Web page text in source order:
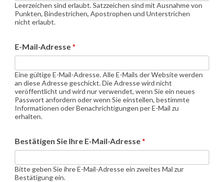
Leerzeichen sind erlaubt. Satzzeichen sind mit Ausnahme von
Punkten, Bindestrichen, Apostrophen und Unterstrichen
nicht erlaubt.
E-Mail-Adresse *
Eine gültige E-Mail-Adresse. Alle E-Mails der Website werden
an diese Adresse geschickt. Die Adresse wird nicht
veröffentlicht und wird nur verwendet, wenn Sie ein neues
Passwort anfordern oder wenn Sie einstellen, bestimmte
Informationen oder Benachrichtigungen per E-Mail zu
erhalten.
Bestätigen Sie Ihre E-Mail-Adresse *
Bitte geben Sie ihre E-Mail-Adresse ein zweites Mal zur
Bestätigung ein.